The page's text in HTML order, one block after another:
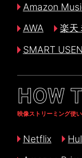
Amazon
AWA
楽天
SMART USEN
HOW
映像ストリーミング使
Netflix